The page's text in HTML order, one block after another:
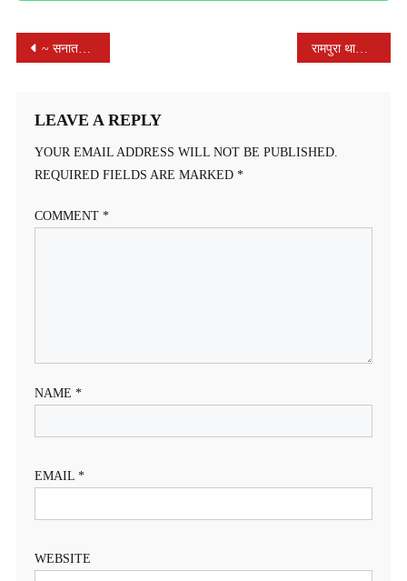
POST
~ सनातन पंचांग ~* रामपुरा थाना परिसर में ‘सेफ क्लिक 2.0’ अभियान के तहत साइबर सुरक्षा कार्यशाला आयोजित, ठगी से बचाव के बताए प्रभावी उपाय
LEAVE A REPLY
YOUR EMAIL ADDRESS WILL NOT BE PUBLISHED.
REQUIRED FIELDS ARE MARKED *
COMMENT *
NAME *
EMAIL *
WEBSITE